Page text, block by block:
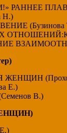
РАННЕЕ
Н.)
(Бузинова
ЖЕНЩИН
Е.)
В.)